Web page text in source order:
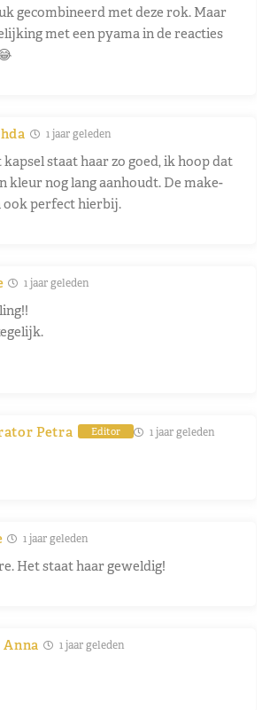
gecombineerd met deze rok. Maar
met een pyama in de reacties
1 jaar geleden
staat haar zo goed, ik hoop dat
kleur nog lang aanhoudt. De make-
ook perfect hierbij.
1 jaar geleden
Petra Editor 1 jaar geleden
1 jaar geleden
Het staat haar geweldig!
Anna 1 jaar geleden